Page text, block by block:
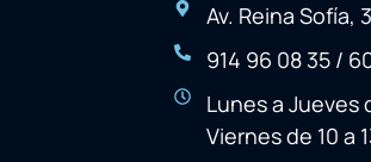
Av. Reina Sofía,
914 96 08 35 /
Lunes a Jueves
Viernes de 10 a